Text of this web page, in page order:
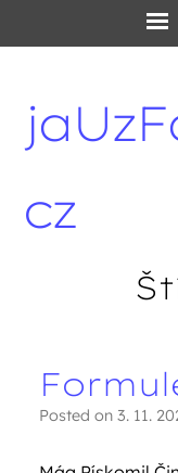
cz
na
Navigace
Posted on 3. 11.